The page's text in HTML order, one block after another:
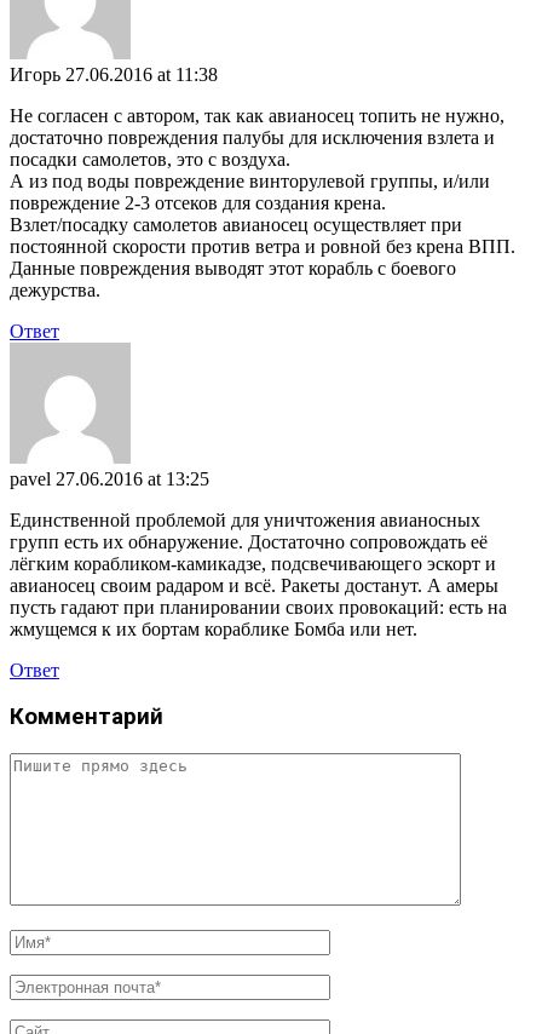
Игорь 27.06.2016 at 11:38
Не согласен с автором, так как авианосец топить не нужно,
достаточно повреждения палубы для исключения взлета и
посадки самолетов, это с воздуха.
А из под воды повреждение винторулевой группы, и/или
повреждение 2-3 отсеков для создания крена.
Взлет/посадку самолетов авианосец осуществляет при
постоянной скорости против ветра и ровной без крена ВПП.
Данные повреждения выводят этот корабль с боевого
дежурства.
Ответ
pavel 27.06.2016 at 13:25
Единственной проблемой для уничтожения авианосных
групп есть их обнаружение. Достаточно сопровождать её
лёгким корабликом-камикадзе, подсвечивающего эскорт и
авианосец своим радаром и всё. Ракеты достанут. А амеры
пусть гадают при планировании своих провокаций: есть на
жмущемся к их бортам кораблике Бомба или нет.
Ответ
Комментарий